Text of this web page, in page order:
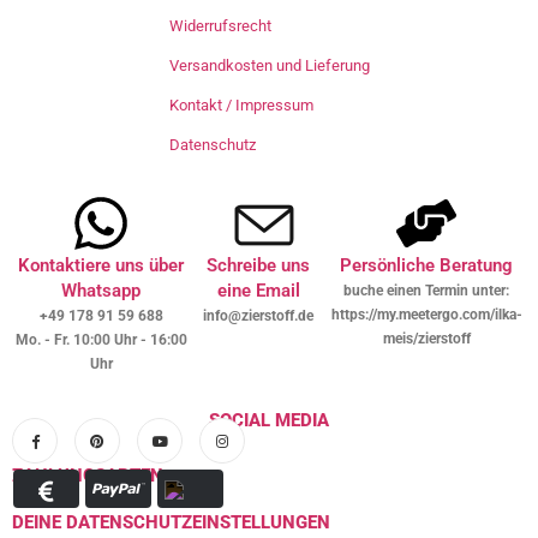
Widerrufsrecht
Versandkosten und Lieferung
Kontakt / Impressum
Datenschutz
Kontaktiere uns über
Whatsapp
+49 178 91 59 688
Mo. - Fr. 10:00 Uhr - 16:00
Uhr
Schreibe uns
eine Email
info@zierstoff.de
Persönliche Beratung
buche einen Termin unter:
https://my.meetergo.com/ilka-
meis/zierstoff
SOCIAL MEDIA
ZAHLUNGSARTEN
DEINE DATENSCHUTZEINSTELLUNGEN